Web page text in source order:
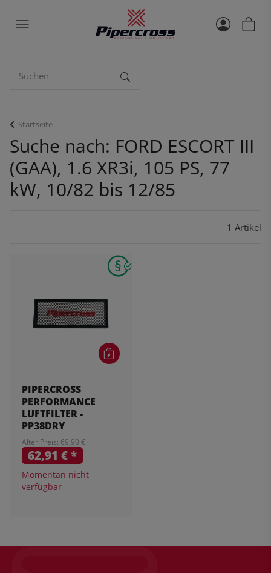
Startseite
Suche nach: FORD ESCORT III
(GAA), 1.6 XR3i, 105 PS, 77
kW, 10/82 bis 12/85
1 Artikel
PIPERCROSS
PERFORMANCE
LUFTFILTER -
PP38DRY
Alter Preis: 69,90 €
62,91 €*
Momentan nicht
verfügbar